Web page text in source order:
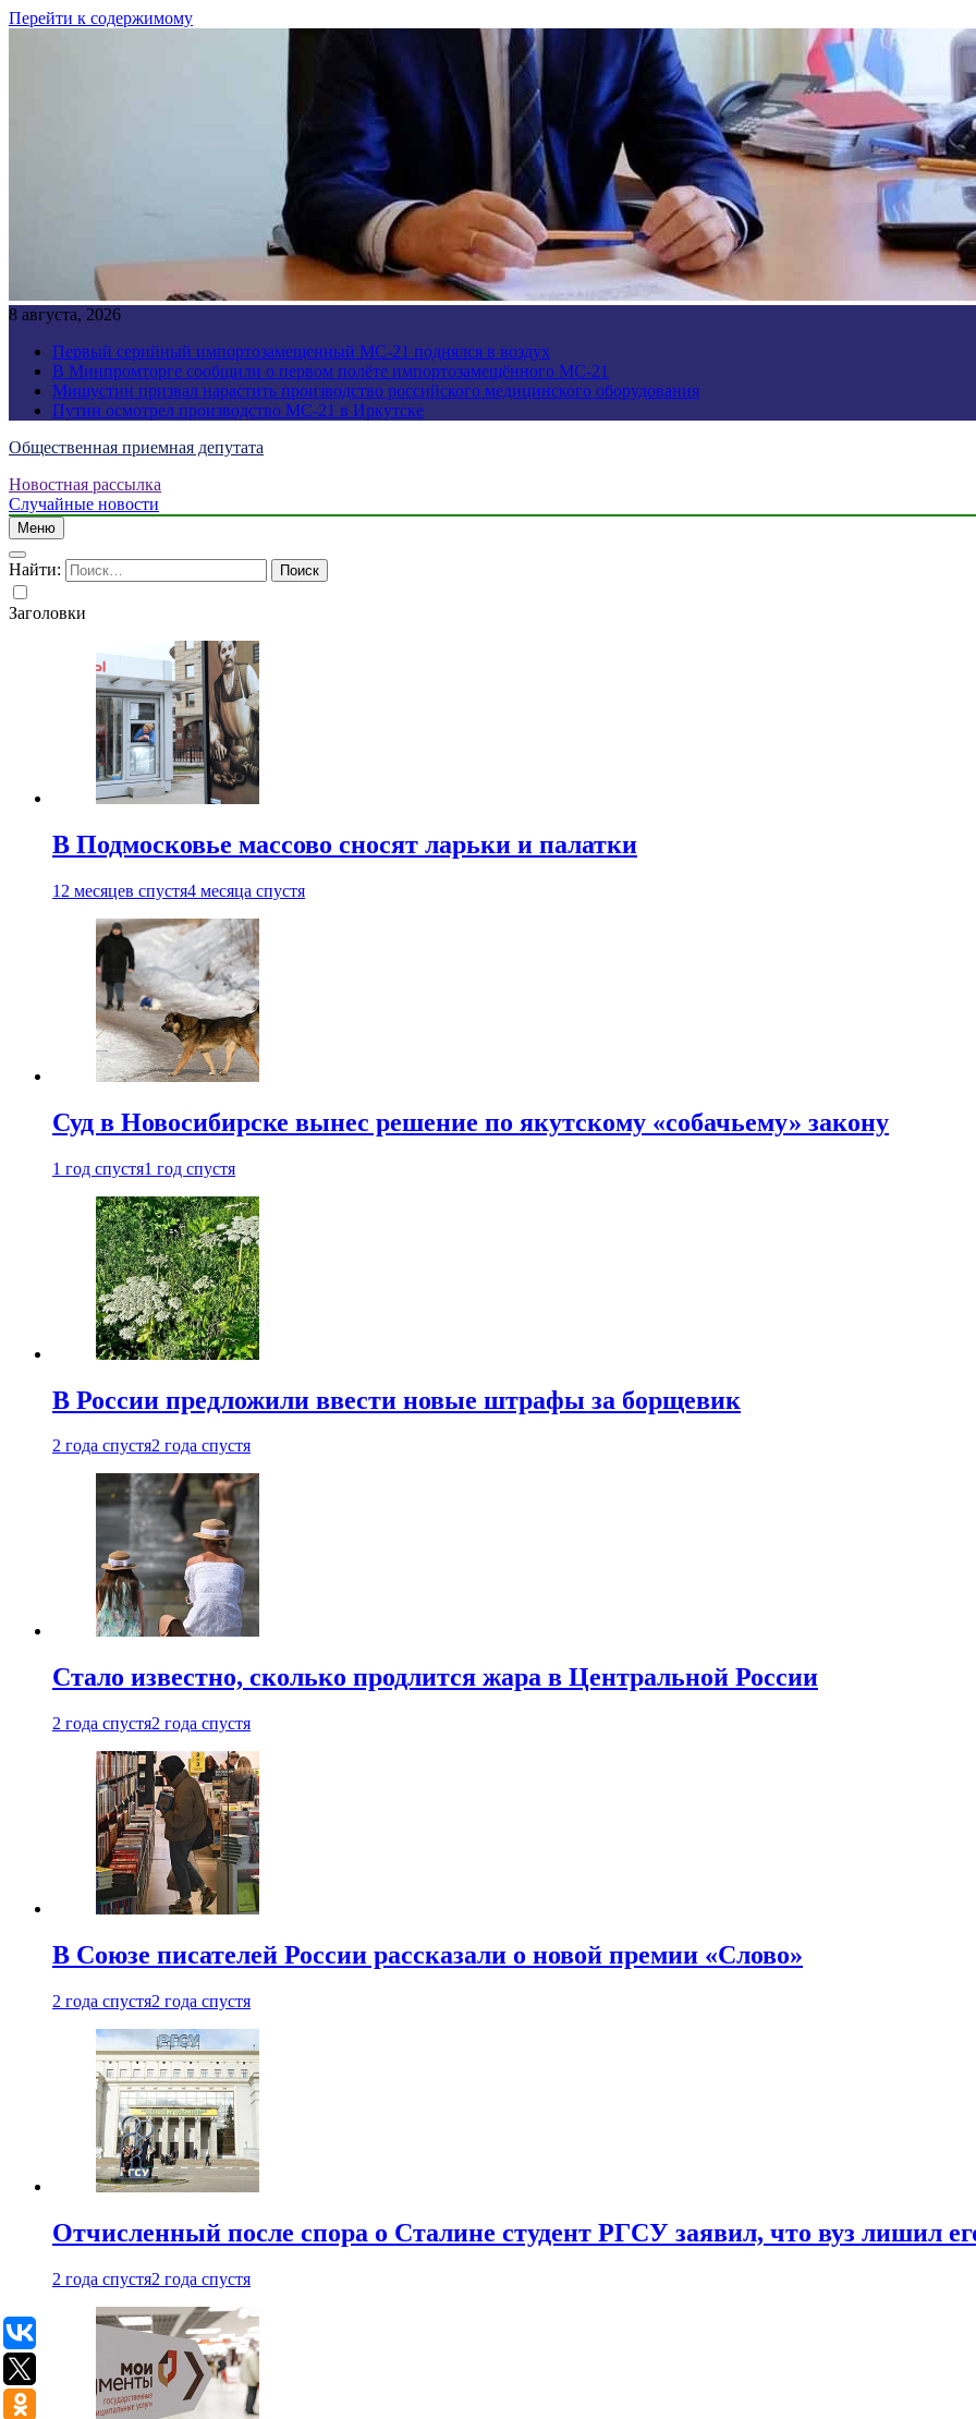
Перейти к содержимому
8 августа, 2026
Первый серийный импортозамещенный МС-21 поднялся в воздух
В Минпромторге сообщили о первом полёте импортозамещённого МС-21
Мишустин призвал нарастить производство российского медицинского оборудования
Путин осмотрел производство МС-21 в Иркутске
Общественная приемная депутата
Новостная рассылка
Случайные новости
Меню
Найти:
Заголовки
В Подмосковье массово сносят ларьки и палатки
12 месяцев спустя4 месяца спустя
Суд в Новосибирске вынес решение по якутскому «собачьему» закону
1 год спустя1 год спустя
В России предложили ввести новые штрафы за борщевик
2 года спустя2 года спустя
Стало известно, сколько продлится жара в Центральной России
2 года спустя2 года спустя
В Союзе писателей России рассказали о новой премии «Слово»
2 года спустя2 года спустя
Отчисленный после спора о Сталине студент РГСУ заявил, что вуз лишил
2 года спустя2 года спустя